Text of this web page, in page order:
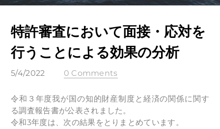
特許審査において面接・応対を
行うことによる効果の分析
5/4/2022 0 Comments
令和３年度我が国の知的財産制度と経済の関係に関す
る調査報告書が公表されました。
令和3年度は、次の結果をとりまとめています。